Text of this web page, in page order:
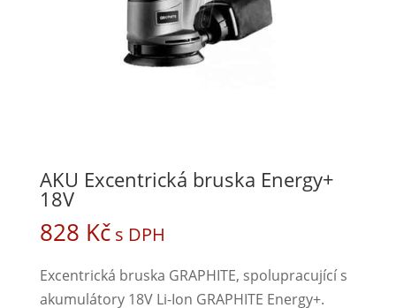
AKU Excentrická bruska Energy+
18V
828 Kč s DPH
Excentrická bruska GRAPHITE, spolupracující s
akumulátory 18V Li-Ion GRAPHITE Energy+.